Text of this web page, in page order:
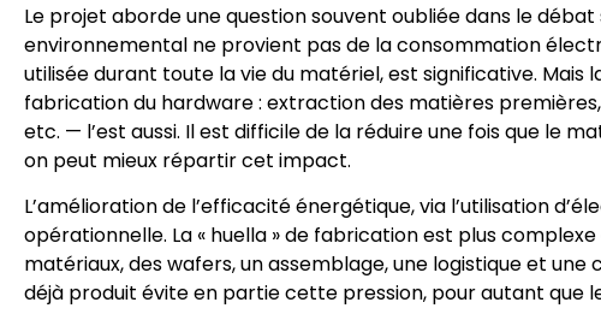
Le projet aborde une question souvent oubliée dans le
environnemental ne provient pas de la consommation
utilisée durant toute la vie du matériel, est significative. Mais
fabrication du hardware : extraction des matières
etc. — l’est aussi. Il est difficile de la réduire une fois que le
on peut mieux répartir cet impact.
L’amélioration de l’efficacité énergétique, via l’utilisation
opérationnelle. La « huella » de fabrication est plus
matériaux, des wafers, un assemblage, une logistique et
déjà produit évite en partie cette pression, pour autant que